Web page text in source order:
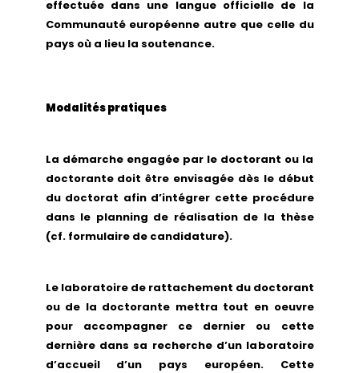
effectuée dans une langue officielle de la
Communauté européenne autre que celle du
pays où a lieu la soutenance.
Modalités pratiques
La démarche engagée par le doctorant ou la
doctorante doit être envisagée dès le début
du doctorat afin d’intégrer cette procédure
dans le planning de réalisation de la thèse
(cf. formulaire de candidature).
Le laboratoire de rattachement du doctorant
ou de la doctorante mettra tout en oeuvre
pour accompagner ce dernier ou cette
dernière dans sa recherche d’un laboratoire
d’accueil d’un pays européen. Cette